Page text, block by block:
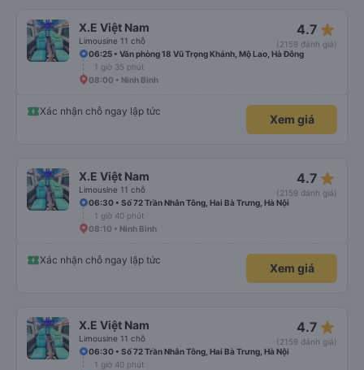
X.E Việt Nam
Limousine 11 chỗ
4.7 star_rate
(2159 đánh giá)
06:25 • Văn phòng 18 Vũ Trọng Khánh, Mộ Lao, Hà Đông
1 giờ 35 phút
08:00 • Ninh Bình
Xác nhận chỗ ngay lập tức
Xem giá
X.E Việt Nam
Limousine 11 chỗ
4.7 star_rate
(2159 đánh giá)
06:30 • Số 72 Trần Nhân Tông, Hai Bà Trưng, Hà Nội
1 giờ 40 phút
08:10 • Ninh Bình
Xác nhận chỗ ngay lập tức
Xem giá
X.E Việt Nam
Limousine 11 chỗ
4.7 star_rate
(2159 đánh giá)
06:30 • Số 72 Trần Nhân Tông, Hai Bà Trưng, Hà Nội
1 giờ 40 phút